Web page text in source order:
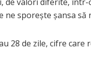
de valori diferite,
ne sporește șansa să
28 de zile, cifre